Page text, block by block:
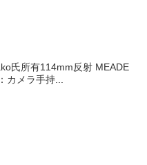
氏所有114mm反射 MEADE
カメラ手持...